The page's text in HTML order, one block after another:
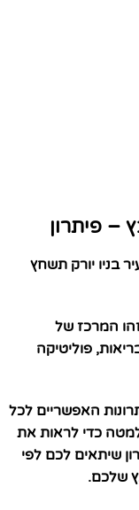
– פיתרון
בניו יורק תשחץ
המרכז של
פוליטיקה
האפשריים לכל
למטה כדי לראות את
שיתאים לכם לפי
שלכם.